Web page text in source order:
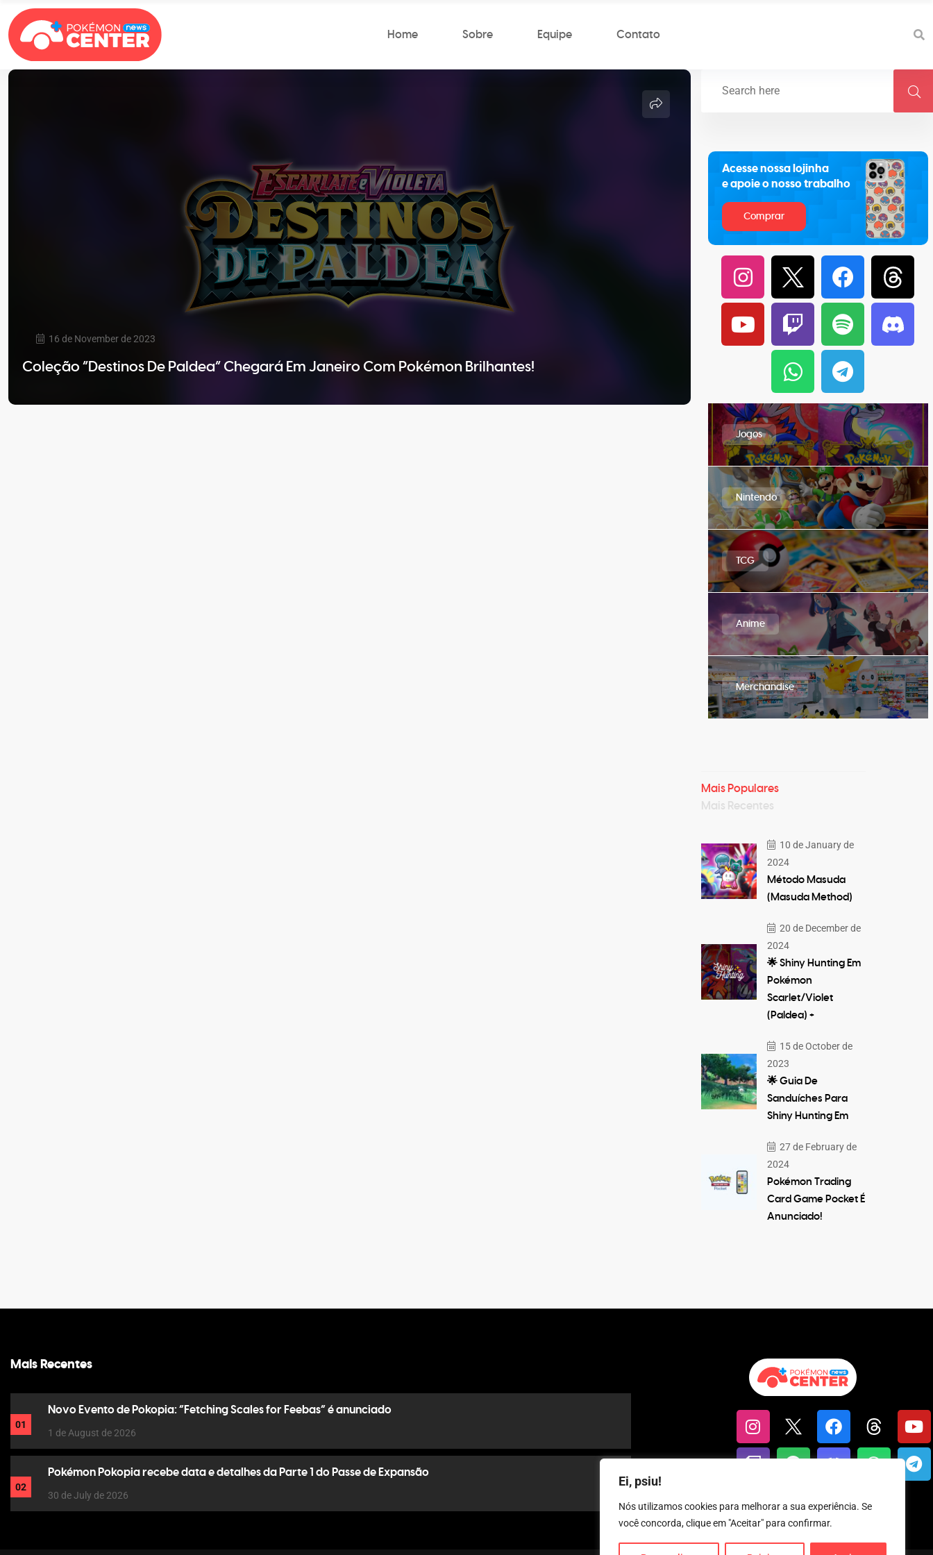
Ei, psiu!
Nós utilizamos cookies para melhorar a sua experiência. Se
você concorda, clique em "Aceitar" para confirmar.
Home Sobre Equipe Contato
16 de November de 2023
Coleção “Destinos De Paldea” Chegará Em Janeiro Com Pokémon Brilhantes!
Acesse nossa lojinha
e apoie o nosso trabalho
Comprar
Jogos
Nintendo
TCG
Anime
Merchandise
Mais Populares
Mais Recentes
10 de January de
2024
Método Masuda
(Masuda Method)
20 de December de
2024
🌟 Shiny Hunting Em
Pokémon
Scarlet/Violet
(Paldea) +
15 de October de
2023
🌟 Guia De
Sanduíches Para
Shiny Hunting Em
27 de February de
2024
Pokémon Trading
Card Game Pocket É
Anunciado!
Mais Recentes
01
Novo Evento de Pokopia: “Fetching Scales for Feebas” é anunciado
1 de August de 2026
02
Pokémon Pokopia recebe data e detalhes da Parte 1 do Passe de Expansão
30 de July de 2026